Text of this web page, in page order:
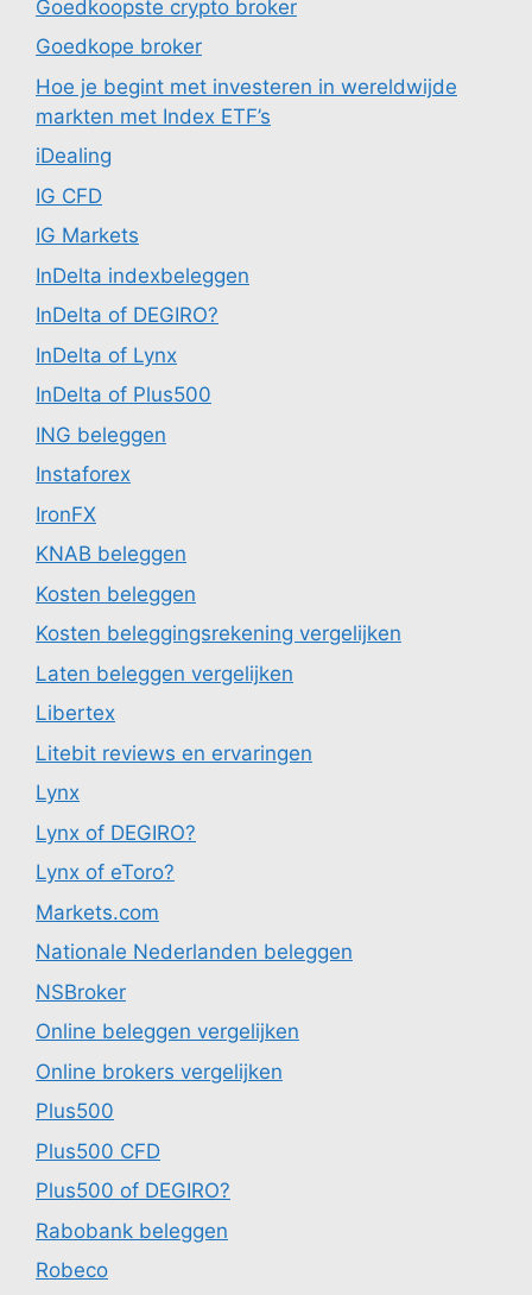
Goedkoopste crypto broker
Goedkope broker
Hoe je begint met investeren in wereldwijde
markten met Index ETF’s
iDealing
IG CFD
IG Markets
InDelta indexbeleggen
InDelta of DEGIRO?
InDelta of Lynx
InDelta of Plus500
ING beleggen
Instaforex
IronFX
KNAB beleggen
Kosten beleggen
Kosten beleggingsrekening vergelijken
Laten beleggen vergelijken
Libertex
Litebit reviews en ervaringen
Lynx
Lynx of DEGIRO?
Lynx of eToro?
Markets.com
Nationale Nederlanden beleggen
NSBroker
Online beleggen vergelijken
Online brokers vergelijken
Plus500
Plus500 CFD
Plus500 of DEGIRO?
Rabobank beleggen
Robeco